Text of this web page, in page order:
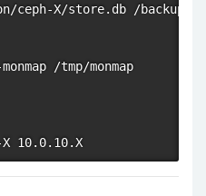
ceph-X/store.db /backup/
/tmp/monmap